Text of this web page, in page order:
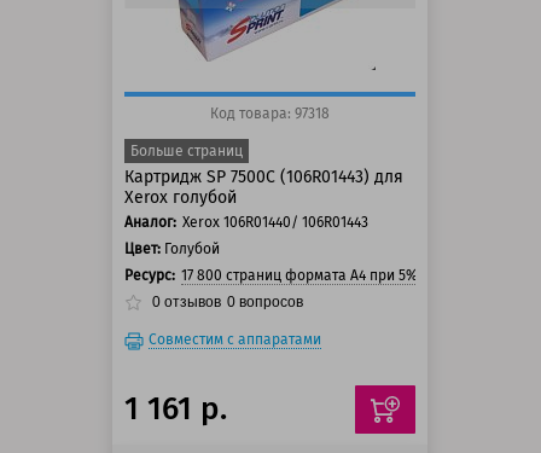
Код товара: 97318
Больше страниц
Картридж SP 7500C (106R01443) для
Xerox голубой
Аналог: Xerox 106R01440/ 106R01443
Цвет: Голубой
Ресурс: 17 800 страниц формата А4 при 5% заполнении
0 отзывов 0 вопросов
Совместим с аппаратами
1 161 р.